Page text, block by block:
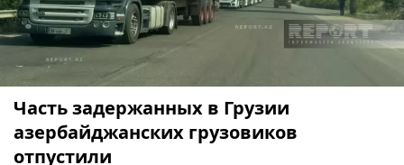
Часть задержанных в Грузии
азербайджанских грузовиков
отпустили